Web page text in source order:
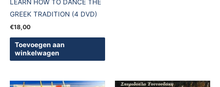
LEARN HOW TO DANCE THE
GREEK TRADITION (4 DVD)
€18,00
Toevoegen aan
winkelwagen